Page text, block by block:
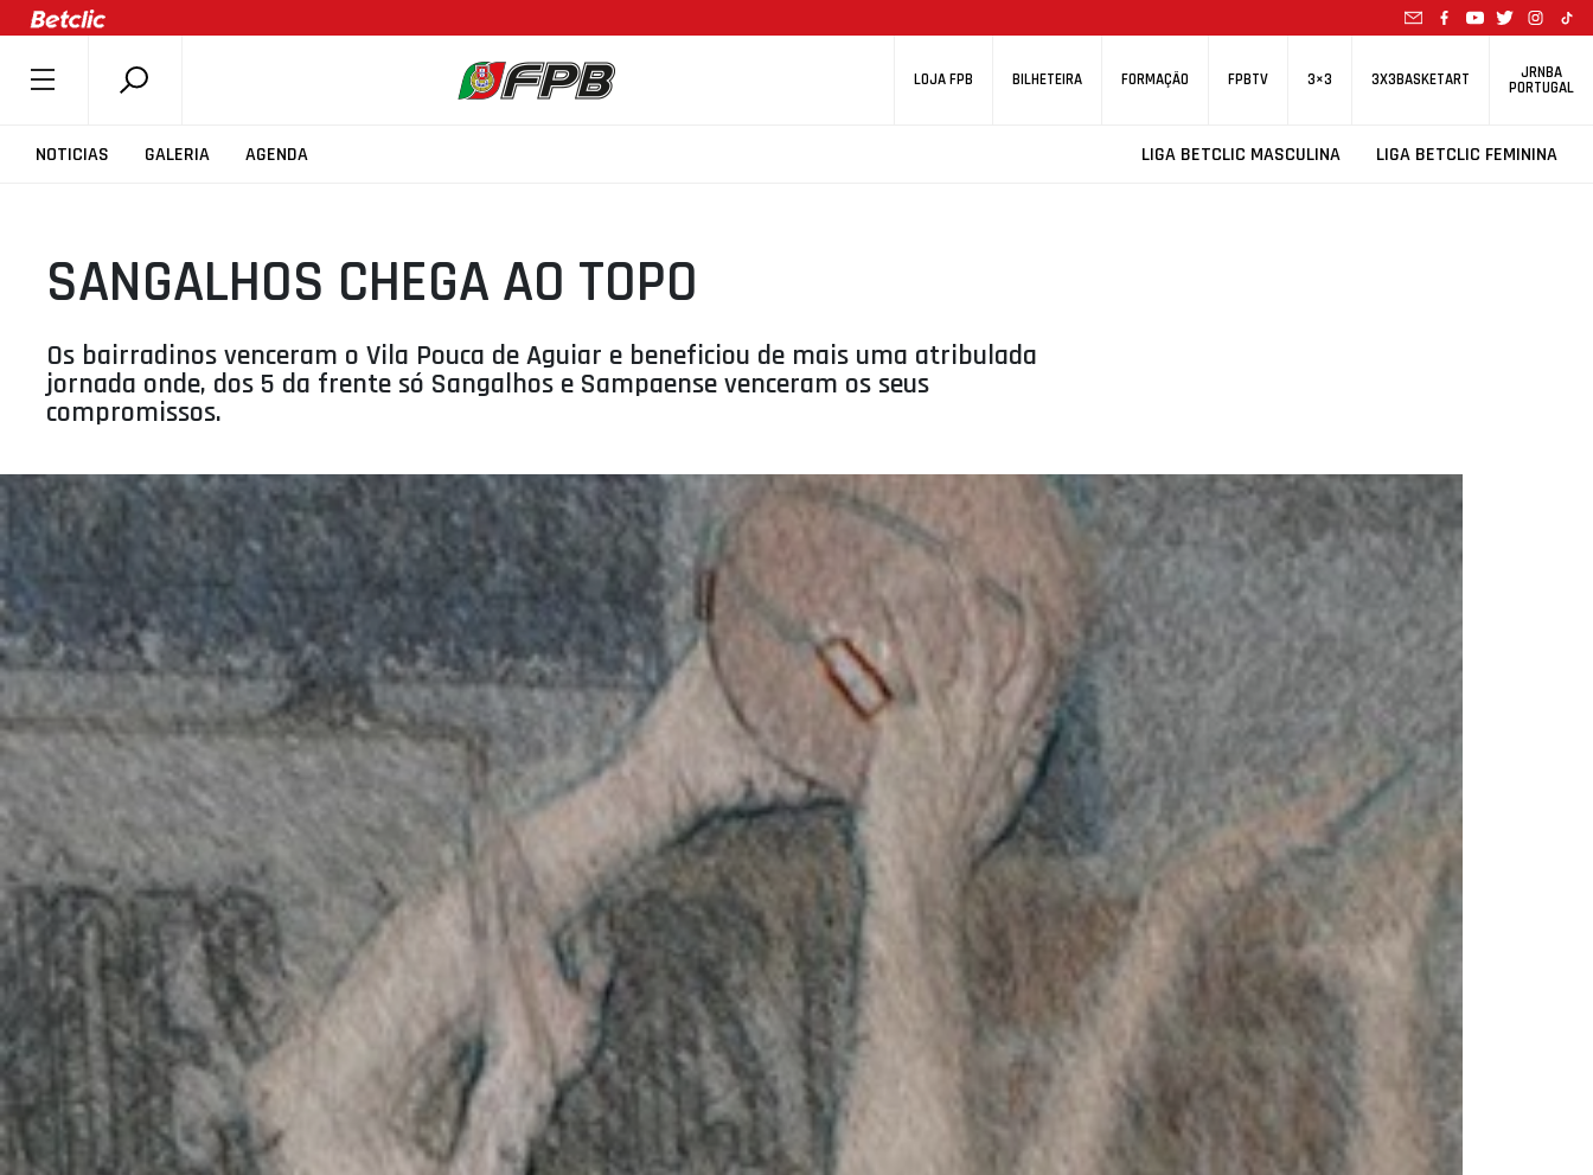
LOJA FPB BILHETEIRA FORMAÇÃO FPBTV 3×3 3X3BASKETART JRNBA
PORTUGAL
NOTICIAS GALERIA AGENDA LIGA BETCLIC MASCULINA LIGA BETCLIC FEMININA
SOBRE A FPB
COMPETIÇÕES
ASSOCIAÇÕES
CLUBES
AGENTES
AGENDA
SELEÇÕES
MINIBASQUETE
ÁREA TÉCNICA
PROJETOS
SANGALHOS CHEGA AO TOPO
Os bairradinos venceram o Vila Pouca de Aguiar e beneficiou de mais uma atribulada
jornada onde, dos 5 da frente só Sangalhos e Sampaense venceram os seus
compromissos.